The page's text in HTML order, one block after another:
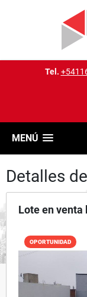
Tel.
MENÚ
Detalles
Lote en venta
OPORTUNIDAD